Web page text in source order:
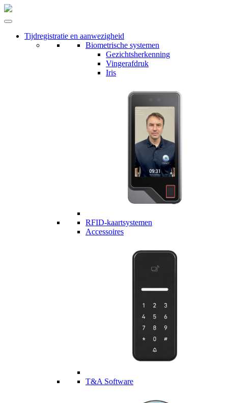
Tijdregistratie en aanwezigheid
Biometrische systemen
Gezichtsherkenning
Vingerafdruk
Iris
RFID-kaartsystemen
Accessoires
T&A Software